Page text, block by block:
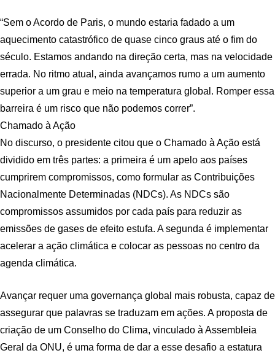
“Sem o Acordo de Paris, o mundo estaria fadado a um
aquecimento catastrófico de quase cinco graus até o fim do
século. Estamos andando na direção certa, mas na velocidade
errada. No ritmo atual, ainda avançamos rumo a um aumento
superior a um grau e meio na temperatura global. Romper essa
barreira é um risco que não podemos correr”.
Chamado à Ação
No discurso, o presidente citou que o Chamado à Ação está
dividido em três partes: a primeira é um apelo aos países
cumprirem compromissos, como formular as Contribuições
Nacionalmente Determinadas (NDCs). As NDCs são
compromissos assumidos por cada país para reduzir as
emissões de gases de efeito estufa. A segunda é implementar
acelerar a ação climática e colocar as pessoas no centro da
agenda climática.
Avançar requer uma governança global mais robusta, capaz de
assegurar que palavras se traduzam em ações. A proposta de
criação de um Conselho do Clima, vinculado à Assembleia
Geral da ONU, é uma forma de dar a esse desafio a estatura